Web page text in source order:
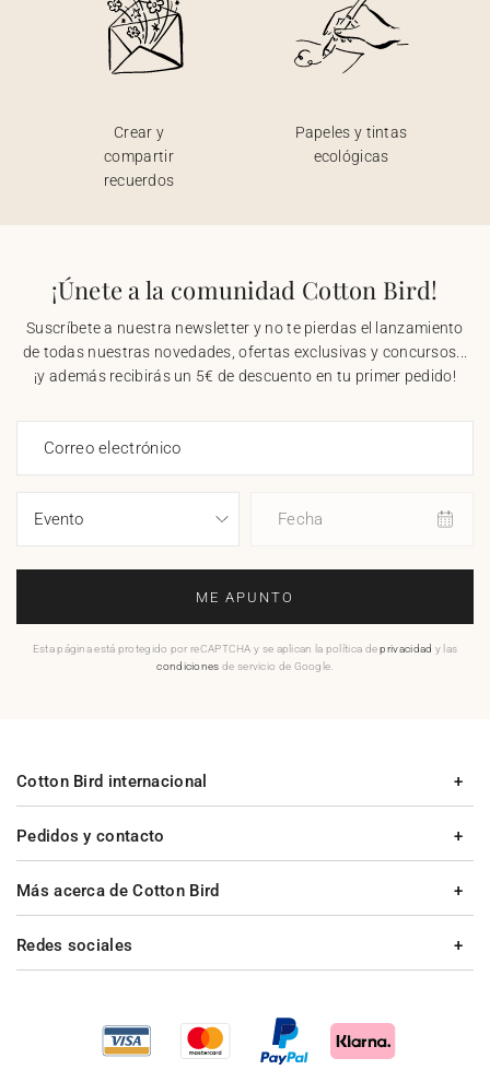
Crear y
compartir
recuerdos
Papeles y tintas
ecológicas
¡Únete a la comunidad Cotton Bird!
Suscríbete a nuestra newsletter y no te pierdas el lanzamiento
de todas nuestras novedades, ofertas exclusivas y concursos...
¡y además recibirás un 5€ de descuento en tu primer pedido!
Correo electrónico
Fecha
ME APUNTO
Esta página está protegido por reCAPTCHA y se aplican la política deprivacidad y las
condiciones de servicio de Google.
Pedidos y contacto
Más acerca de Cotton Bird
Cotton Bird internacional
Redes sociales